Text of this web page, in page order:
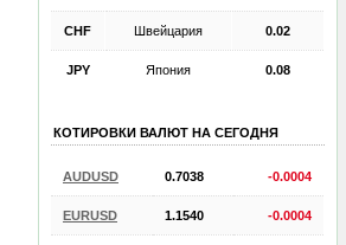
CHF Швейцария 0.02
JPY Япония 0.08
КОТИРОВКИ ВАЛЮТ НА СЕГОДНЯ
AUDUSD 0.7038 -0.0004
EURUSD 1.1540 -0.0004